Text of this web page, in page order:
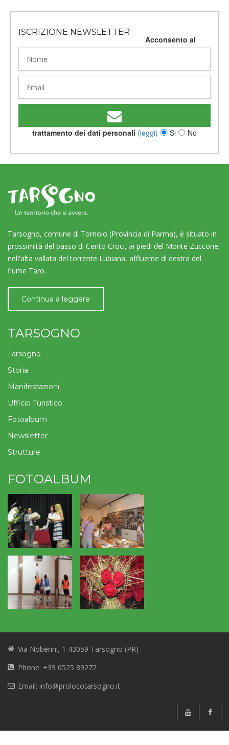
ISCRIZIONE NEWSLETTER
Acconsento al
trattamento dei dati personali (leggi) Si No
Tarsogno, comune di Tornolo (Provincia di Parma), è situato in
prossimità del passo di Cento Croci, ai piedi del Monte Zuccone,
nell'alta vallata del torrente Lubiana, affluente di destra del
fiume Taro.
Continua a leggere
TARSOGNO
Tarsogno
Storia
Manifestazioni
Ufficio Turistico
Fotoalbum
Newsletter
Strutture
FOTOALBUM
Via Noberini, 1 43059 Tarsogno (PR)
Phone: +39 0525 89272
Email: info@prolocotarsogno.it